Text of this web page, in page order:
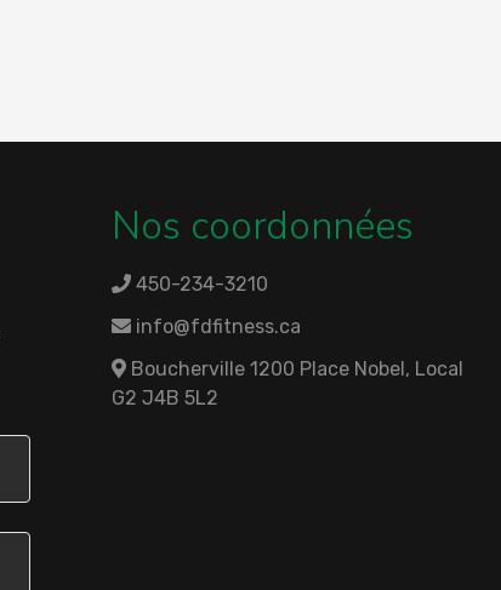
Nos coordonnées
450-234-3210
info@fdfitness.ca
Boucherville 1200 Place Nobel, Local
G2 J4B 5L2